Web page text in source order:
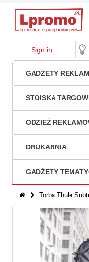
Sign in
GADŻETY
STOISKA
ODZIEŻ
DRUKARNIA
GADŻETY
Torba Thule